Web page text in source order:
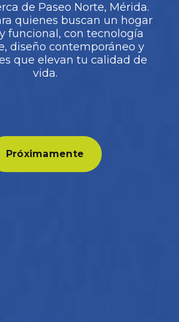
de Paseo Norte, Mérida.
quienes buscan un hogar
funcional, con tecnología
diseño contemporáneo y
que elevan tu calidad de
vida.
Próximamente